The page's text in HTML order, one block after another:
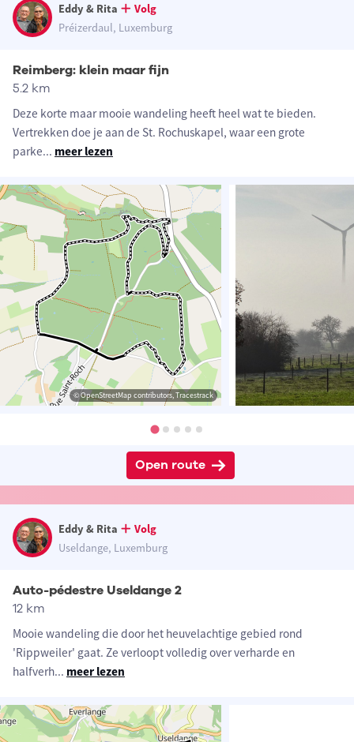
Eddy & Rita
Volg
Préizerdaul, Luxemburg
Reimberg: klein maar fijn
5.2 km
Deze korte maar mooie wandeling heeft heel wat te bieden.
Vertrekken doe je aan de St. Rochuskapel, waar een grote
parke... meer lezen
© OpenStreetMap contributors, Tracestrack
Open route
Eddy & Rita
Volg
Useldange, Luxemburg
Auto-pédestre Useldange 2
12 km
Mooie wandeling die door het heuvelachtige gebied rond
'Rippweiler' gaat. Ze verloopt volledig over verharde en
halfverh... meer lezen